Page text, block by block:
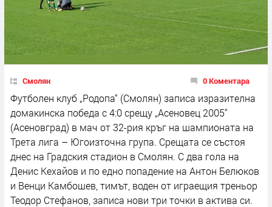
Смолян 0 Коментара
Футболен клуб „Родопа“ (Смолян) записа изразителна
домакинска победа с 4:0 срещу „Асеновец 2005“
(Асеновград) в мач от 32-рия кръг на шампионата на
Трета лига – Югоизточна група. Срещата се състоя
днес на Градския стадион в Смолян. С два гола на
Денис Кехайов и по едно попадение на Антон Белюков
и Венци Камбошев, тимът, воден от играещия треньор
Теодор Стефанов, записа нови три точки в актива си.